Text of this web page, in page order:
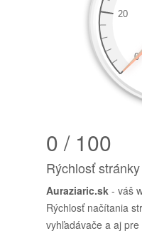
0 / 100
Rýchlosť stránky
Auraziaric.sk - váš
Rýchlosť načítania
vyhľadávače a aj